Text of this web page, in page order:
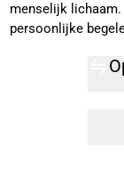
menselijk lichaam.
persoonlijke